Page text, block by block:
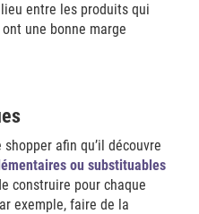
entre les produits qui
une bonne marge
afin qu’il découvre
ou substituables
construire pour chaque
exemple, faire de la